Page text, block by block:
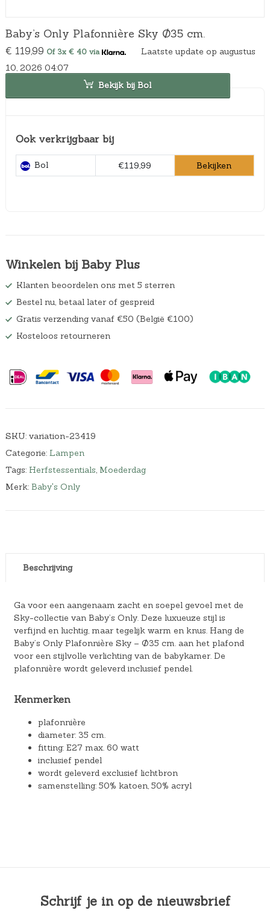
Baby’s Only Plafonnière Sky Ø35 cm.
€ 119,99 Of 3x € 40 via
Laatste update op augustus
10, 2026 04:07
Bekijk bij Bol
Ook verkrijgbaar bij
Bol €119,99 Bekijken
Winkelen bij Baby Plus
Klanten beoordelen ons met 5 sterren
Bestel nu, betaal later of gespreid
Gratis verzending vanaf €50 (België €100)
Kosteloos retourneren
SKU: variation-23419
Categorie: Lampen
Tags: Herfstessentials, Moederdag
Merk: Baby's Only
Beschrijving
Ga voor een aangenaam zacht en soepel gevoel met de
Sky-collectie van Baby’s Only. Deze luxueuze stijl is
verfijnd en luchtig, maar tegelijk warm en knus. Hang de
Baby’s Only Plafonnière Sky – Ø35 cm. aan het plafond
voor een stijlvolle verlichting van de babykamer. De
plafonnière wordt geleverd inclusief pendel.
Kenmerken
plafonnière
diameter: 35 cm.
fitting: E27 max. 60 watt
inclusief pendel
wordt geleverd exclusief lichtbron
samenstelling: 50% katoen, 50% acryl
Schrijf je in op de nieuwsbrief